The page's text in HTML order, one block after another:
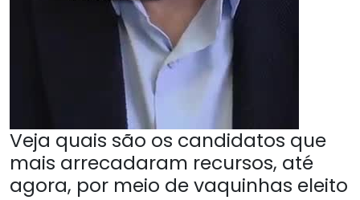
Veja quais são os candidatos que
mais arrecadaram recursos, até
agora, por meio de vaquinhas eleito